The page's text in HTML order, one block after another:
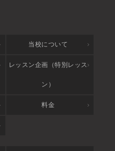
当校について
レッスン企画（特別レッス
ン）
料金